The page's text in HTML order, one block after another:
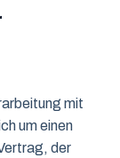
mit
um einen
der